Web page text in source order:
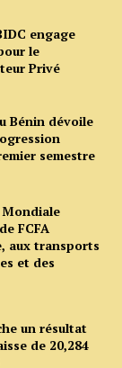
engage
le
Privé
Bénin dévoile
semestre
Mondiale
FCFA
aux transports
et des
un résultat
de 20,284